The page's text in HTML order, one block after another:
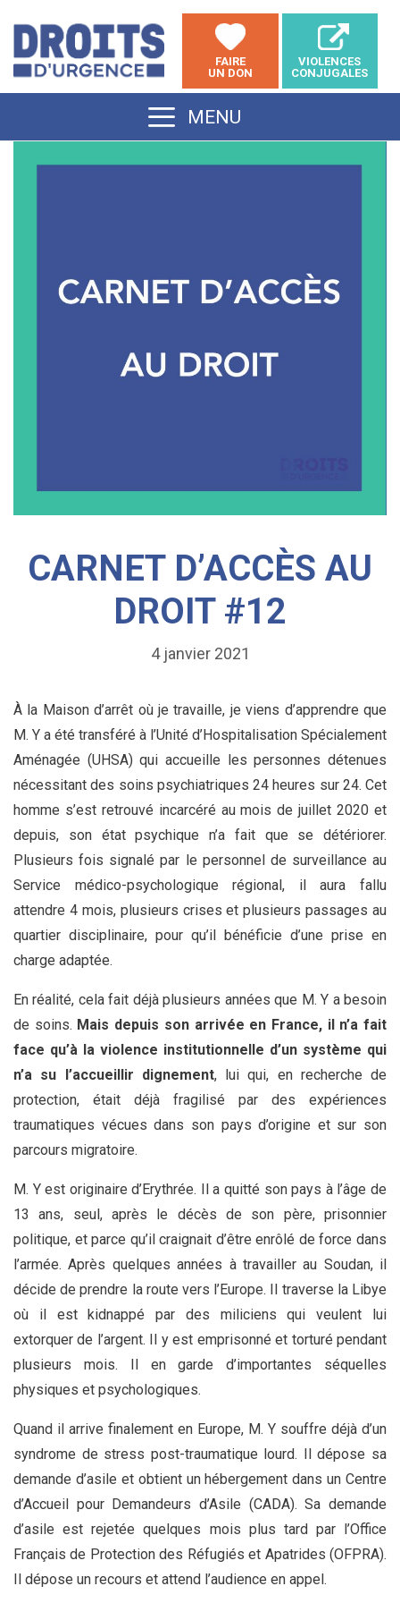
contenu
FAIRE
UN DON
VIOLENCES
CONJUGALES
MENU
CARNET D’ACCÈS AU
DROIT #12
4 janvier 2021
À la Maison d’arrêt où je travaille, je viens d’apprendre que
M. Y a été transféré à l’Unité d’Hospitalisation Spécialement
Aménagée (UHSA) qui accueille les personnes détenues
nécessitant des soins psychiatriques 24 heures sur 24. Cet
homme s’est retrouvé incarcéré au mois de juillet 2020 et
depuis, son état psychique n’a fait que se détériorer.
Plusieurs fois signalé par le personnel de surveillance au
Service médico-psychologique régional, il aura fallu
attendre 4 mois, plusieurs crises et plusieurs passages au
quartier disciplinaire, pour qu’il bénéficie d’une prise en
charge adaptée.
En réalité, cela fait déjà plusieurs années que M. Y a besoin
de soins. Mais depuis son arrivée en France, il n’a fait
face qu’à la violence institutionnelle d’un système qui
n’a su l’accueillir dignement, lui qui, en recherche de
protection, était déjà fragilisé par des expériences
traumatiques vécues dans son pays d’origine et sur son
parcours migratoire.
M. Y est originaire d’Erythrée. Il a quitté son pays à l’âge de
13 ans, seul, après le décès de son père, prisonnier
politique, et parce qu’il craignait d’être enrôlé de force dans
l’armée. Après quelques années à travailler au Soudan, il
décide de prendre la route vers l’Europe. Il traverse la Libye
où il est kidnappé par des miliciens qui veulent lui
extorquer de l’argent. Il y est emprisonné et torturé pendant
plusieurs mois. Il en garde d’importantes séquelles
physiques et psychologiques.
Quand il arrive finalement en Europe, M. Y souffre déjà d’un
syndrome de stress post-traumatique lourd. Il dépose sa
demande d’asile et obtient un hébergement dans un Centre
d’Accueil pour Demandeurs d’Asile (CADA). Sa demande
d’asile est rejetée quelques mois plus tard par l’Office
Français de Protection des Réfugiés et Apatrides (OFPRA).
Il dépose un recours et attend l’audience en appel.